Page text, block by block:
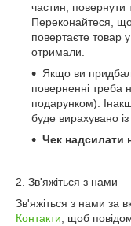
частин, повернути
Переконайтеся, що
повертаєте товар у
отримали.
Якщо ви
поверненні треба
подарунком).
буде вирахувано
Чек надсилати
2. Зв'яжіться з нами
Зв'яжіться з нами за
Контакти , щоб